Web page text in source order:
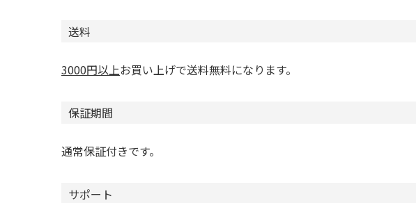
送料
3000円以上お買い上げで送料無料になります。
保証期間
通常保証付きです。
サポート